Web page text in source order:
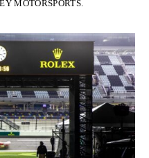
MOTORSPORTS.